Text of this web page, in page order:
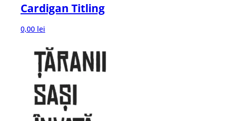
Cardigan Titling
0,00 lei